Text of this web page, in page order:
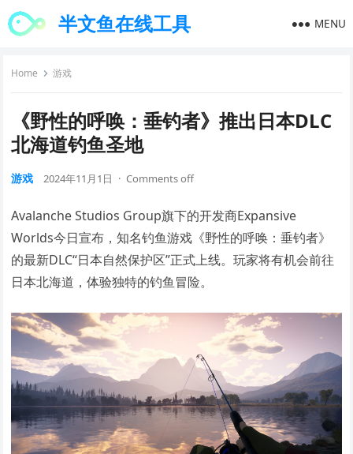
半文鱼在线工具 MENU
Home 游戏
《野性的呼唤：垂钓者》推出日本DLC
北海道钓鱼圣地
游戏 2024年11月1日 · Comments off
Avalanche Studios Group旗下的开发商Expansive
Worlds今日宣布，知名钓鱼游戏《野性的呼唤：垂钓者》
的最新DLC“日本自然保护区”正式上线。玩家将有机会前往
日本北海道，体验独特的钓鱼冒险。